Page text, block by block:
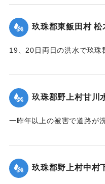
｜固有コード:00275046
玖珠郡東飯田村 松
19、20日両日の洪水で玖珠
され、川沿いの田地は洗い
松木川に架かる橋梁6ヶ所
なかった。この地方はおと
兢々としている。
の有様だ。
玖珠郡野上村甘川
一昨年以上の被害で道路が
｜固有コード:
玖珠郡野上村中村